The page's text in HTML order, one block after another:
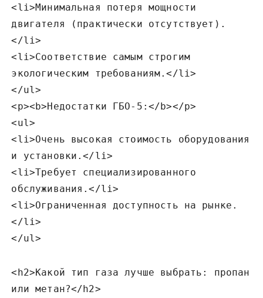
<li>Минимальная потеря мощности
двигателя (практически отсутствует).
</li>
<li>Соответствие самым строгим
экологическим требованиям.</li>
</ul>
<p><b>Недостатки ГБО-5:</b></p>
<ul>
<li>Очень высокая стоимость оборудования
и установки.</li>
<li>Требует специализированного
обслуживания.</li>
<li>Ограниченная доступность на рынке.
</li>
</ul>
<h2>Какой тип газа лучше выбрать: пропан
или метан?</h2>